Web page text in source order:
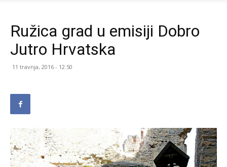
stranice
Ružica grad u emisiji Dobro
Jutro Hrvatska
11 travnja, 2016 - 12:50